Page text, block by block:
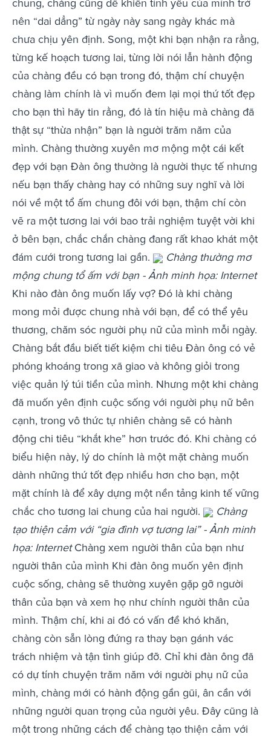
chung, chàng cũng dễ khiến tình yêu của mình trở
nên “dai dẳng” từ ngày này sang ngày khác mà
chưa chịu yên định. Song, một khi bạn nhận ra rằng,
từng kế hoạch tương lai, từng lời nói lẫn hành động
của chàng đều có bạn trong đó, thậm chí chuyện
chàng làm chính là vì muốn đem lại mọi thứ tốt đẹp
cho bạn thì hãy tin rằng, đó là tín hiệu mà chàng đã
thật sự “thừa nhận” bạn là người trăm năm của
mình. Chàng thường xuyên mơ mộng một cái kết
đẹp với bạn Đàn ông thường là người thực tế nhưng
nếu bạn thấy chàng hay có những suy nghĩ và lời
nói về một tổ ấm chung đôi với bạn, thậm chí còn
vẽ ra một tương lai với bao trải nghiệm tuyệt vời khi
ở bên bạn, chắc chắn chàng đang rất khao khát một
đám cưới trong tương lai gần.
Chàng thường mơ
mộng chung tổ ấm với bạn - Ảnh minh họa: Internet
Khi nào đàn ông muốn lấy vợ? Đó là khi chàng
mong mỏi được chung nhà với bạn, để có thể yêu
thương, chăm sóc người phụ nữ của mình mỗi ngày.
Chàng bắt đầu biết tiết kiệm chi tiêu Đàn ông có vẻ
phóng khoáng trong xã giao và không giỏi trong
việc quản lý túi tiền của mình. Nhưng một khi chàng
đã muốn yên định cuộc sống với người phụ nữ bên
cạnh, trong vô thức tự nhiên chàng sẽ có hành
động chi tiêu “khắt khe” hơn trước đó. Khi chàng có
biểu hiện này, lý do chính là một mặt chàng muốn
dành những thứ tốt đẹp nhiều hơn cho bạn, một
mặt chính là để xây dựng một nền tảng kinh tế vững
chắc cho tương lai chung của hai người.
Chàng
tạo thiện cảm với “gia đình vợ tương lai” - Ảnh minh
họa: InternetChàng xem người thân của bạn như
người thân của mình Khi đàn ông muốn yên định
cuộc sống, chàng sẽ thường xuyên gặp gỡ người
thân của bạn và xem họ như chính người thân của
mình. Thậm chí, khi ai đó có vấn đề khó khăn,
chàng còn sẵn lòng đứng ra thay bạn gánh vác
trách nhiệm và tận tình giúp đỡ. Chỉ khi đàn ông đã
có dự tính chuyện trăm năm với người phụ nữ của
mình, chàng mới có hành động gần gũi, ân cần với
những người quan trọng của người yêu. Đây cũng là
một trong những cách để chàng tạo thiện cảm với